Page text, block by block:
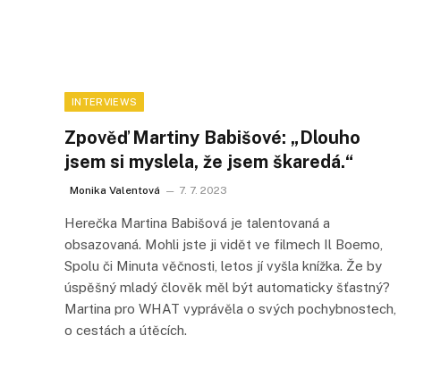
INTERVIEWS
Zpověď Martiny Babišové: „Dlouho
jsem si myslela, že jsem škaredá.“
Monika Valentová 7. 7. 2023
Herečka Martina Babišová je talentovaná a
obsazovaná. Mohli jste ji vidět ve filmech Il Boemo,
Spolu či Minuta věčnosti, letos jí vyšla knížka. Že by
úspěšný mladý člověk měl být automaticky šťastný?
Martina pro WHAT vyprávěla o svých pochybnostech,
o cestách a útěcích.